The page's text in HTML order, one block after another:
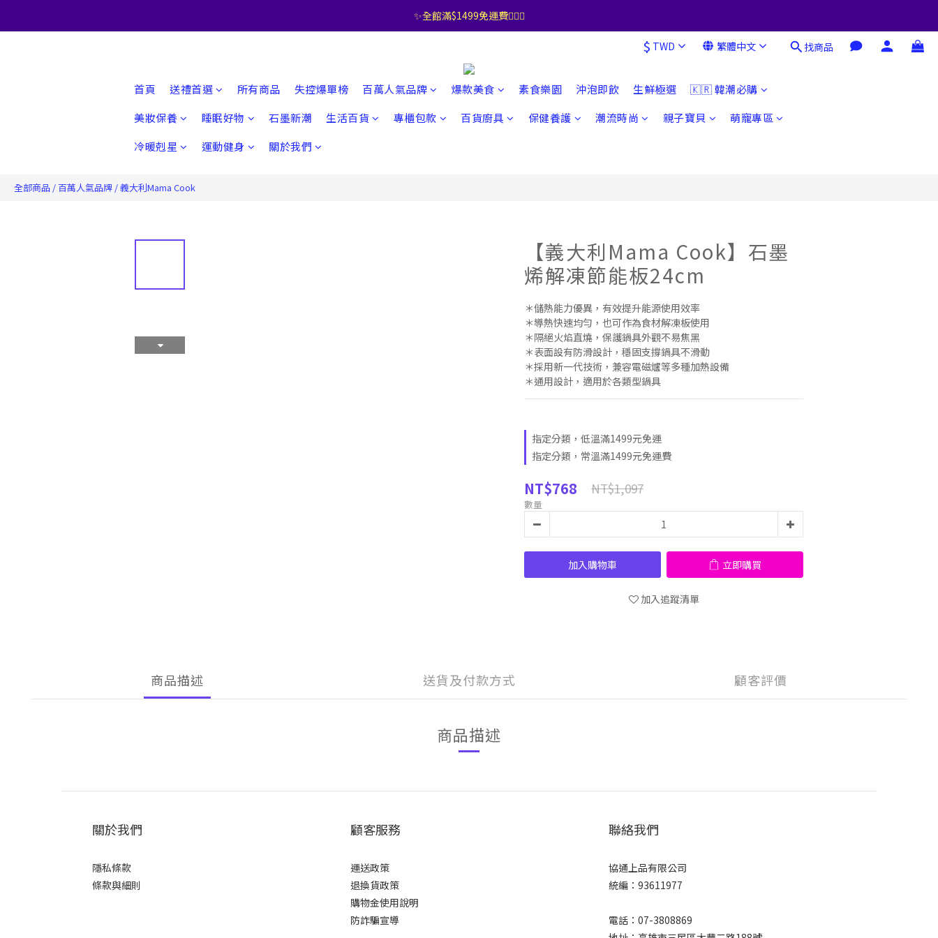
✨全館滿$1499免運費🧚🏻‍♀️
$ TWD 繁體中文 找商品
首頁 送禮首選 所有商品 失控爆單榜 百萬人氣品牌 爆款美食 素食樂園 沖泡即飲 生鮮極選
🇰🇷 韓潮必購
美妝保養
睡眠好物 石墨新潮 生活百貨 專櫃包款 百貨廚具 保健養護 潮流時尚 親子寶貝
萌寵專區
冷暖剋星
運動健身 關於我們
全部商品 /百萬人氣品牌 /義大利Mama Cook
【義大利Mama Cook】石墨
烯解凍節能板24cm
＊儲熱能力優異，有效提升能源使用效率
＊導熱快速均勻，也可作為食材解凍板使用
＊隔絕火焰直燒，保護鍋具外觀不易焦黑
＊表面設有防滑設計，穩固支撐鍋具不滑動
＊採用新一代技術，兼容電磁爐等多種加熱設備
＊通用設計，適用於各類型鍋具
指定分類，低溫滿1499元免運
指定分類，常溫滿1499元免運費
NT$768 NT$1,097
數量
加入購物車 立即購買
加入追蹤清單
商品描述 送貨及付款方式 顧客評價
商品描述
立即購買
關於我們
隱私條款
條款與細則
顧客服務
運送政策
退換貨政策
購物金使用說明
防詐騙宣導
聯絡我們
協通上品有限公司
統編：93611977
電話：07-3808869